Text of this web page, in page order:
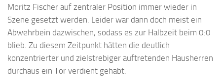
Moritz Fischer auf zentraler Position immer wieder in
Szene gesetzt werden. Leider war dann doch meist ein
Abwehrbein dazwischen, sodass es zur Halbzeit beim 0:0
blieb. Zu diesem Zeitpunkt hätten die deutlich
konzentrierter und zielstrebiger auftretenden Hausherren
durchaus ein Tor verdient gehabt.